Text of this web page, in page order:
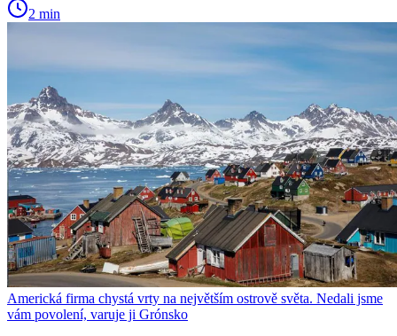
2 min
Americká firma chystá vrty na největším ostrově světa. Nedali jsme
vám povolení, varuje ji Grónsko